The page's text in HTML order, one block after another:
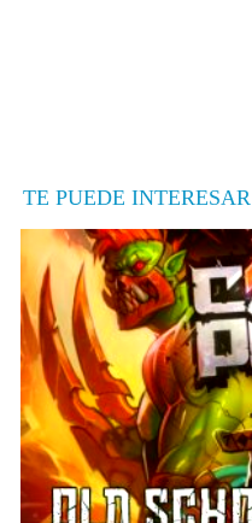
TE PUEDE INTERESAR